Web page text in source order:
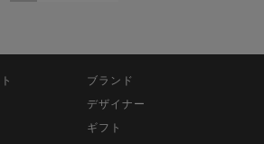
ブランド
デザイナー
ギフト